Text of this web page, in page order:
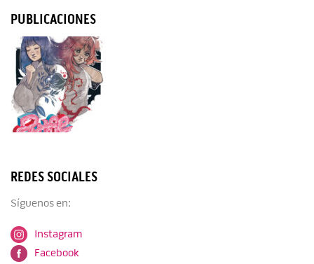
PUBLICACIONES
REDES SOCIALES
Síguenos en:
Instagram
Facebook